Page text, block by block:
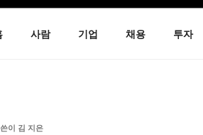
사람 기업 채용 투자
이 김 지은